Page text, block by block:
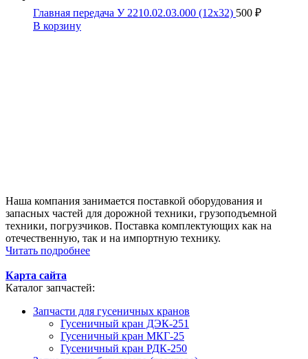
Главная передача У 2210.02.03.000 (12х32) 500 ₽
В корзину
Наша компания занимается поставкой оборудования и
запасных частей для дорожной техники, грузоподъемной
техники, погрузчиков. Поставка комплектующих как на
отечественную, так и на импортную технику.
Читать подробнее
Карта сайта
Каталог запчастей:
Запчасти для гусеничных кранов
Гусеничный кран ДЭК-251
Гусеничный кран МКГ-25
Гусеничный кран РДК-250